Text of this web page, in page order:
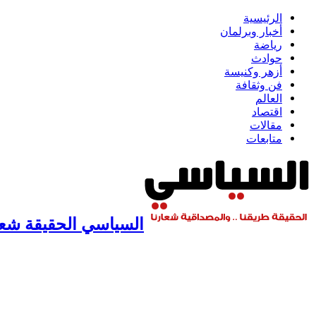
الرئيسية
أخبار وبرلمان
رياضة
حوادث
أزهر وكنيسة
فن وثقافة
العالم
اقتصاد
مقالات
متابعات
السياسي الحقيقة